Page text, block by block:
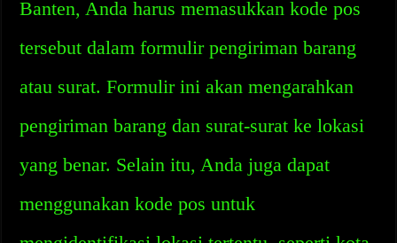
Banten, Anda harus memasukkan kode pos
tersebut dalam formulir pengiriman barang
atau surat. Formulir ini akan mengarahkan
pengiriman barang dan surat-surat ke lokasi
yang benar. Selain itu, Anda juga dapat
menggunakan kode pos untuk